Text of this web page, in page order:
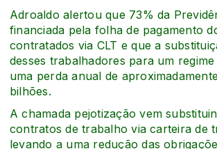
Adroaldo alertou que 73% da
financiada pela folha de pagamento
contratados via CLT e que a
desses trabalhadores para um
uma perda anual de
bilhões.
A chamada pejotização vem
contratos de trabalho via carteira de
levando a uma redução das